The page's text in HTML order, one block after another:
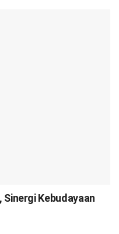
Sinergi Kebudayaan